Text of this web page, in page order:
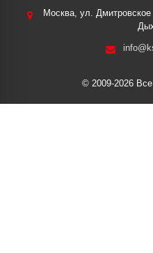
Москва, ул.
© 2009-2026